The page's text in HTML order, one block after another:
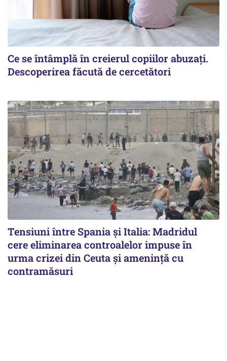
Ce se întâmplă în creierul copiilor abuzați.
Descoperirea făcută de cercetători
Tensiuni între Spania și Italia: Madridul
cere eliminarea controalelor impuse în
urma crizei din Ceuta și amenință cu
contramăsuri